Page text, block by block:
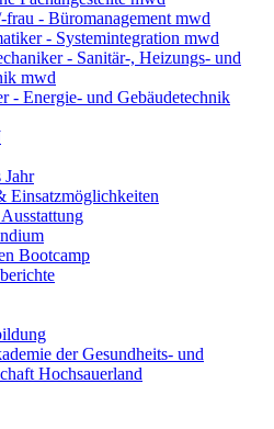
frau - Büromanagement mwd
- Systemintegration mwd
- Sanitär-, Heizungs- und
mwd
- Energie- und Gebäudetechnik
Jahr
Einsatzmöglichkeiten
Bootcamp
der Gesundheits- und
Hochsauerland